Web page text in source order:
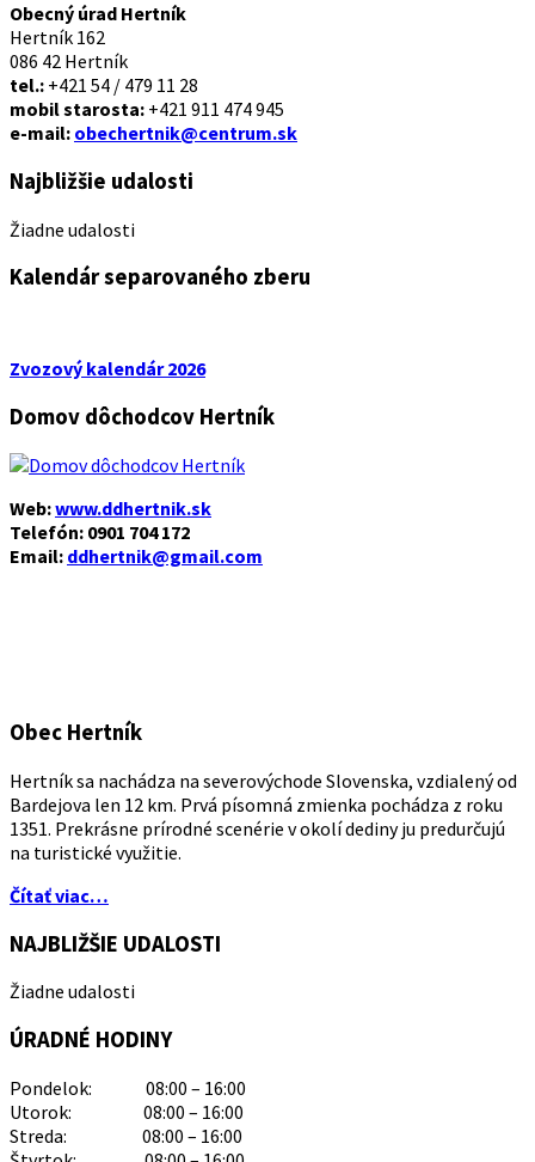
Obecný úrad Hertník
Hertník 162
086 42 Hertník
tel.: +421 54 / 479 11 28
mobil starosta: +421 911 474 945
e-mail: obechertnik@centrum.sk
Najbližšie udalosti
Žiadne udalosti
Kalendár separovaného zberu
Zvozový kalendár 2026
Domov dôchodcov Hertník
Web:www.ddhertnik.sk
Telefón: 0901 704 172
Email: ddhertnik@gmail.com
Obec Hertník
Hertník sa nachádza na severovýchode Slovenska, vzdialený od
Bardejova len 12 km. Prvá písomná zmienka pochádza z roku
1351. Prekrásne prírodné scenérie v okolí dediny ju predurčujú
na turistické využitie.
Čítať viac…
NAJBLIŽŠIE UDALOSTI
Žiadne udalosti
ÚRADNÉ HODINY
Pondelok: 08:00 – 16:00
Utorok: 08:00 – 16:00
Streda: 08:00 – 16:00